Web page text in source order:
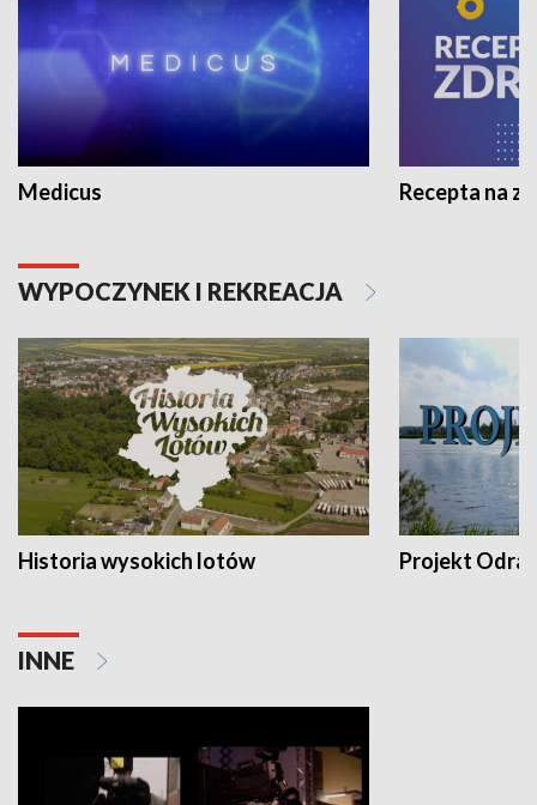
Medicus Recepta na
WYPOCZYNEK I REKREACJA
Historia wysokich lotów Projekt Odra
INNE